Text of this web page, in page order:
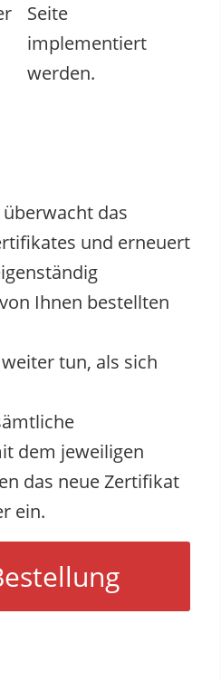
Seite
implementiert
werden.
das
und erneuert
Ihnen bestellten
tun, als sich
dem jeweiligen
das neue Zertifikat
ein.